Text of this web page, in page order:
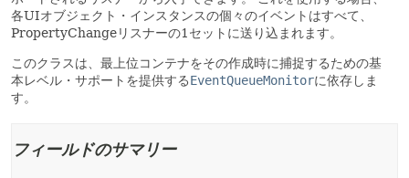
各UIオブジェクト・インスタンスの個々のイベントはすべて、
PropertyChangeリスナーの1セットに送り込まれます。
このクラスは、最上位コンテナをその作成時に捕捉するための基
本レベル・サポートを提供するEventQueueMonitorに依存しま
す。
フィールドのサマリー